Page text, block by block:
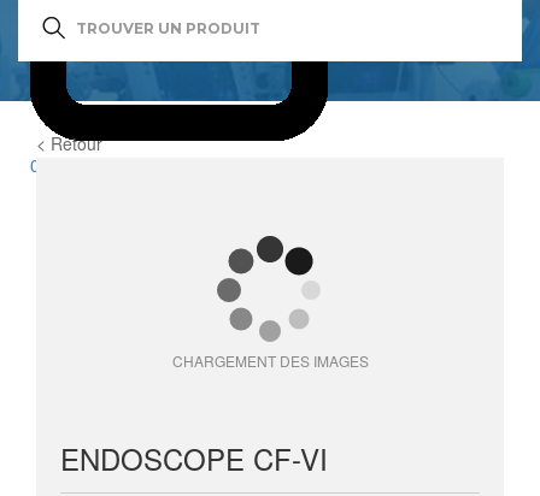
0
< Retour
CHARGEMENT DES IMAGES
ENDOSCOPE CF-VI